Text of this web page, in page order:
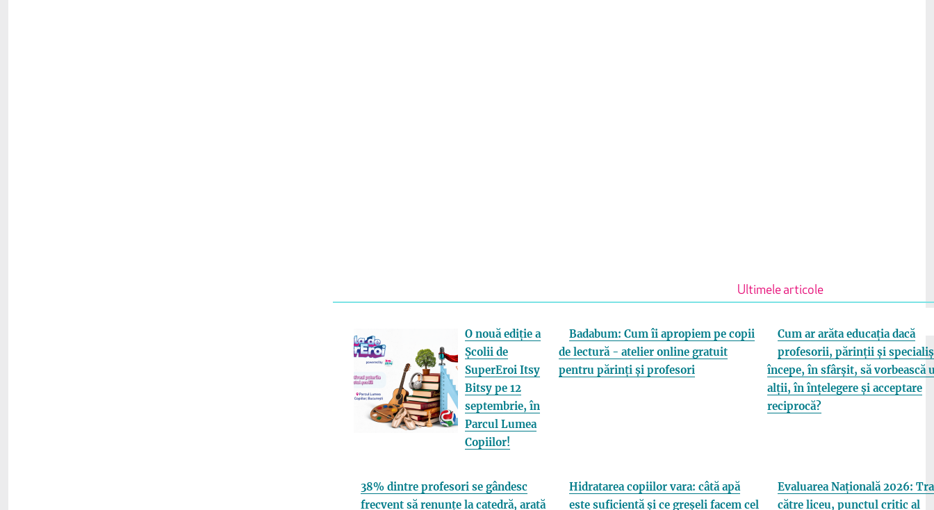
Ultimele articole
O nouă ediție a
Școlii de
SuperEroi Itsy
Bitsy pe 12
septembrie, în
Parcul Lumea
Copiilor!
Badabum: Cum îi apropiem pe copii
de lectură - atelier online gratuit
pentru părinți și profesori
Cum ar arăta educația dacă
profesorii, părinții și
începe, în sfârșit, să vorbească
alții, în înțelegere și acceptare
reciprocă?
38% dintre profesori se gândesc
frecvent să renunțe la catedră, arată
Hidratarea copiilor vara: câtă apă
este suficientă și ce greșeli facem cel
Evaluarea Națională 2026:
către liceu, punctul critic al